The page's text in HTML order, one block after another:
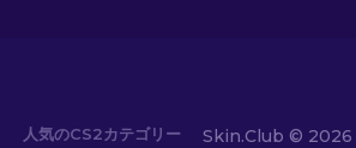
人気のCS2カテゴリー Skin.Club © 2026